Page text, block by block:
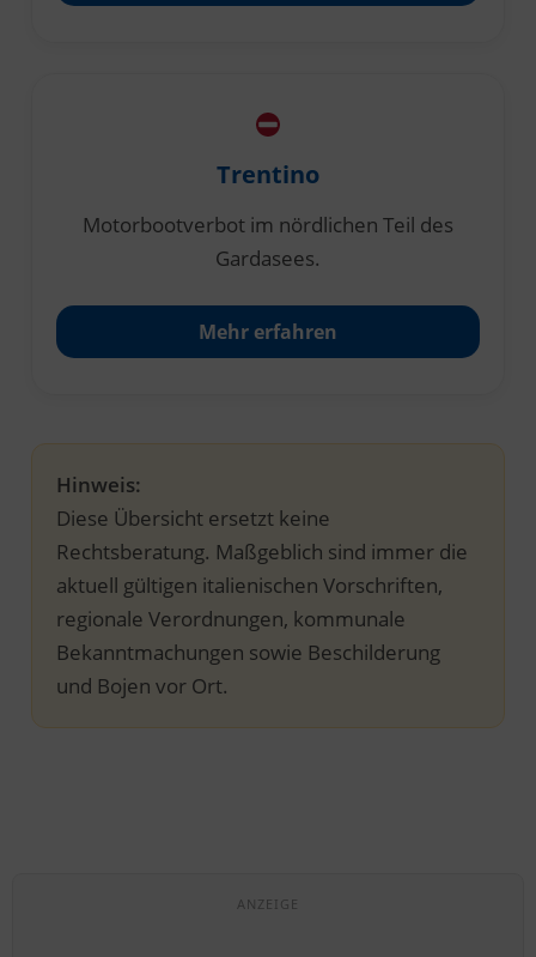
Trentino
Motorbootverbot im nördlichen Teil des
Gardasees.
Mehr erfahren
Hinweis:
Diese Übersicht ersetzt keine
Rechtsberatung. Maßgeblich sind immer die
aktuell gültigen italienischen Vorschriften,
regionale Verordnungen, kommunale
Bekanntmachungen sowie Beschilderung
und Bojen vor Ort.
ANZEIGE